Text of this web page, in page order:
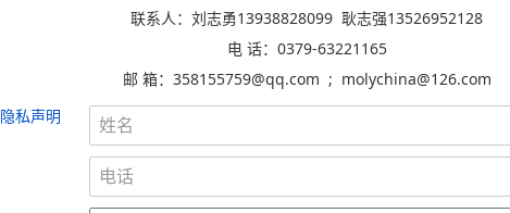
联系人：刘志勇13938828099 耿志强13526952128
电 话：0379-63221165
邮 箱：358155759@qq.com ; molychina@126.com
隐私声明